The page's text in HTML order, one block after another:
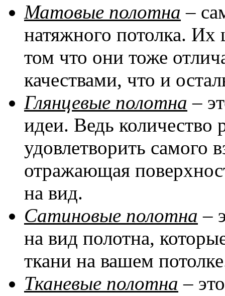
Матовые полотна –
натяжного потолка. Их
том что они тоже
качествами, что и
Глянцевые полотна –
идеи. Ведь количество
удовлетворить самого
отражающая
на вид.
Сатиновые полотна –
на вид полотна,
ткани на вашем
Тканевые полотна –